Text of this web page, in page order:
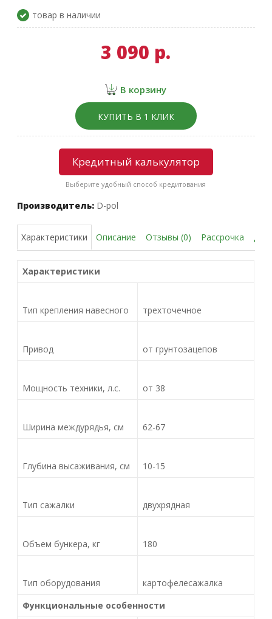
товар в наличии
3 090 р.
В корзину
КУПИТЬ В 1 КЛИК
Кредитный калькулятор
Выберите удобный способ кредитования
Производитель: D-pol
Характеристики Описание Отзывы (0) Рассрочка
Характеристики
Тип крепления навесного трехточечное
Привод от грунтозацепов
Мощность техники, л.с. от 38
Ширина междурядья, см 62-67
Глубина высаживания, см 10-15
Тип сажалки двухрядная
Объем бункера, кг 180
Тип оборудования
картофелесажалка
Функциональные особенности